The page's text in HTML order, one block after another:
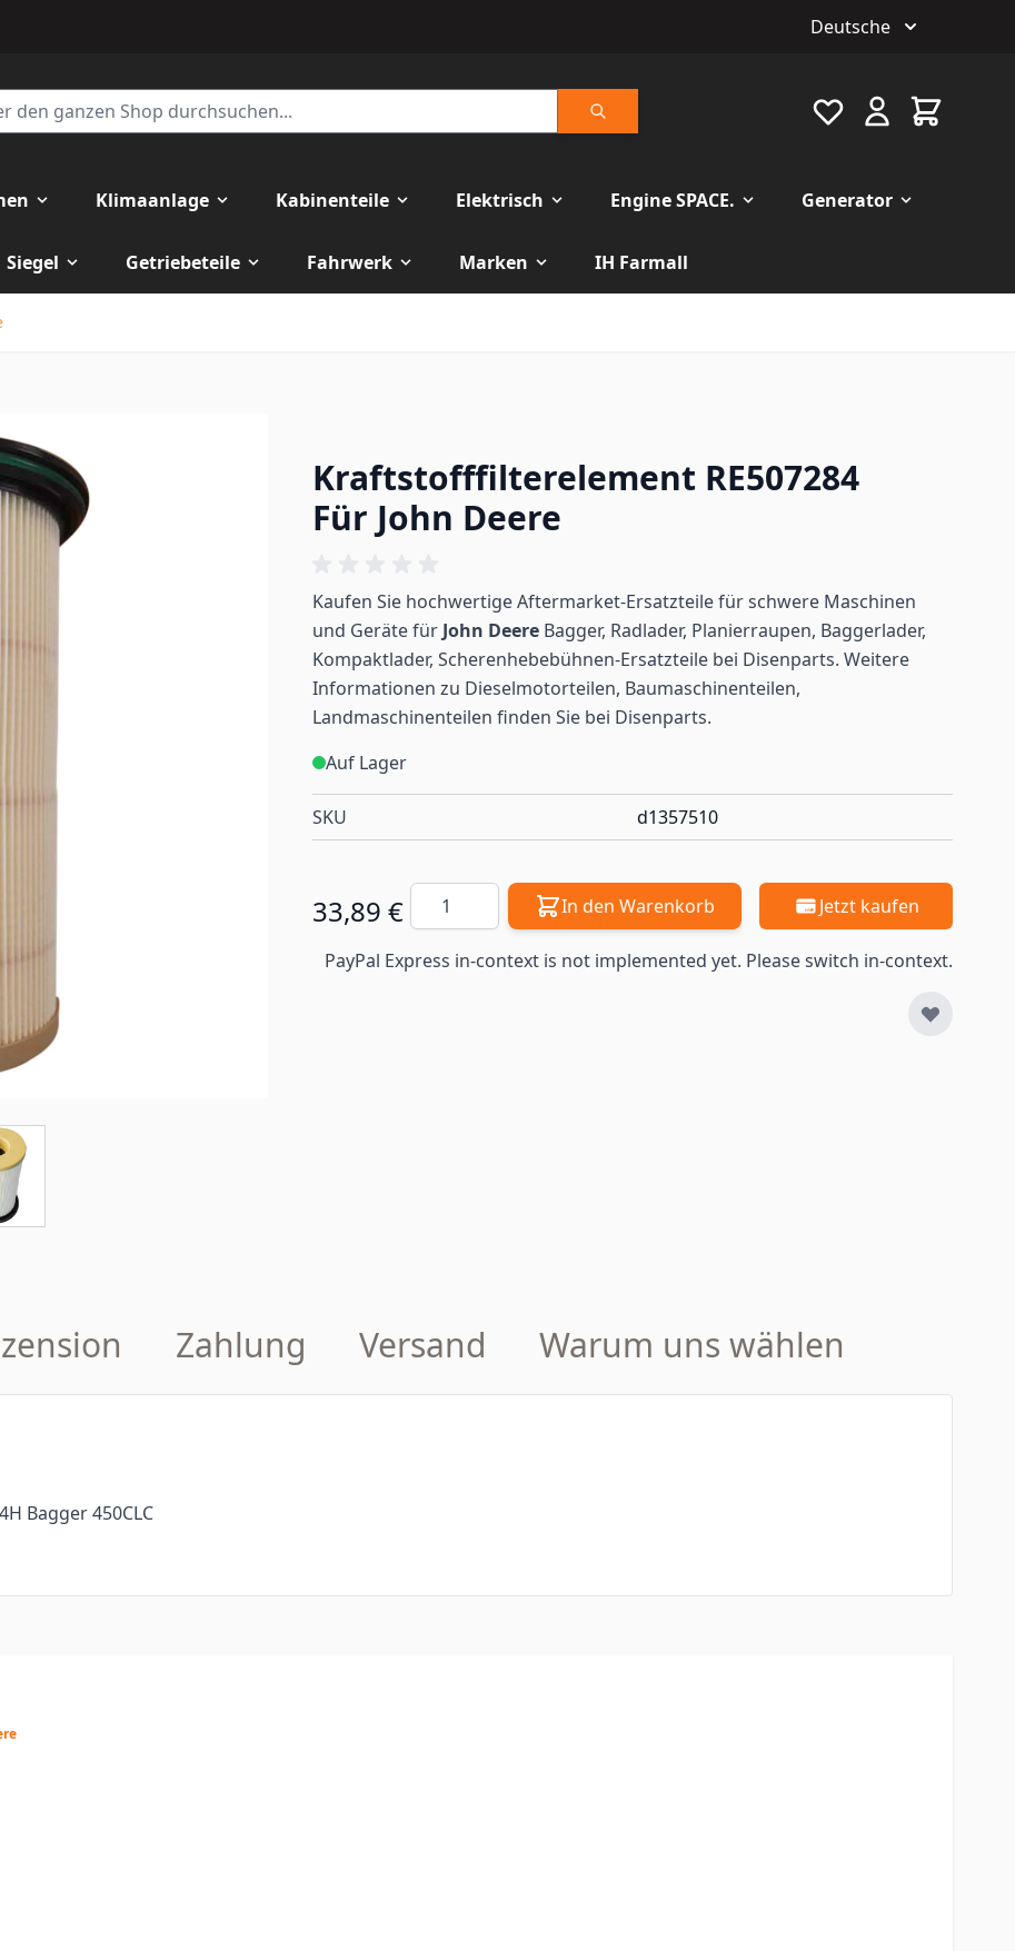
Deutsche
Suche
Favourite Warenkorb
Klimaanlage Kabinenteile Elektrisch Engine SPACE. Generator
Siegel Getriebeteile Fahrwerk Marken
IH Farmall
Kraftstofffilterelement RE507284
Für John Deere
Kaufen Sie hochwertige Aftermarket-Ersatzteile für schwere Maschinen
und Geräte für John Deere Bagger, Radlader, Planierraupen, Baggerlader,
Kompaktlader, Scherenhebebühnen-Ersatzteile bei Disenparts. Weitere
Informationen zu Dieselmotorteilen, Baumaschinenteilen,
Landmaschinenteilen finden Sie bei Disenparts.
Auf Lager
SKU d1357510
33,89 € Menge In den Warenkorb Jetzt kaufen
PayPal Express in-context is not implemented yet. Please switch in-context.
Zahlung Versand Warum uns wählen
Bagger 450CLC